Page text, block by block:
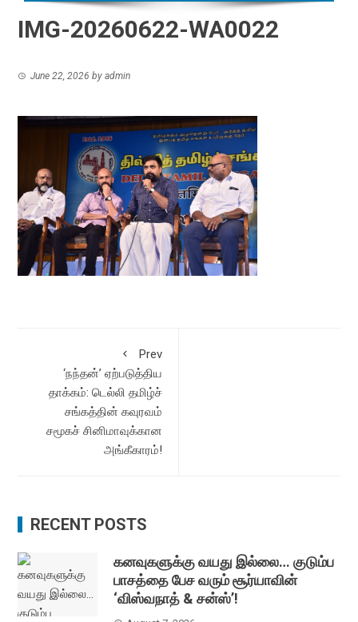
IMG-20260622-WA0022
June 22, 2026 byadmin
Prev
‘நந்தன்’ ஏற்படுத்திய
தாக்கம்: டெல்லி தமிழ்ச்
சங்கத்தின் கவுரவம்
சமூகச் சினிமாவுக்கான
அங்கீகாரம்!
RECENT POSTS
கனவுகளுக்கு வயது இல்லை… குடும்ப
பாசத்தை பேச வரும் சூர்யாவின்
‘விஸ்வநாத் & சன்ஸ்’!